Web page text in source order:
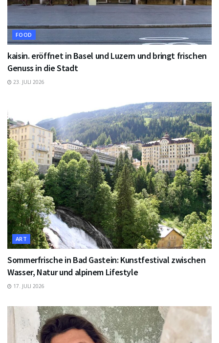
FOOD
kaisin. eröffnet in Basel und Luzern und bringt frischen
Genuss in die Stadt
23. JULI 2026
ART
Sommerfrische in Bad Gastein: Kunstfestival zwischen
Wasser, Natur und alpinem Lifestyle
17. JULI 2026